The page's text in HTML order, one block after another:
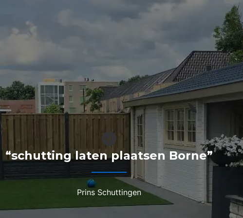
“schutting laten plaatsen Borne”
Prins Schuttingen